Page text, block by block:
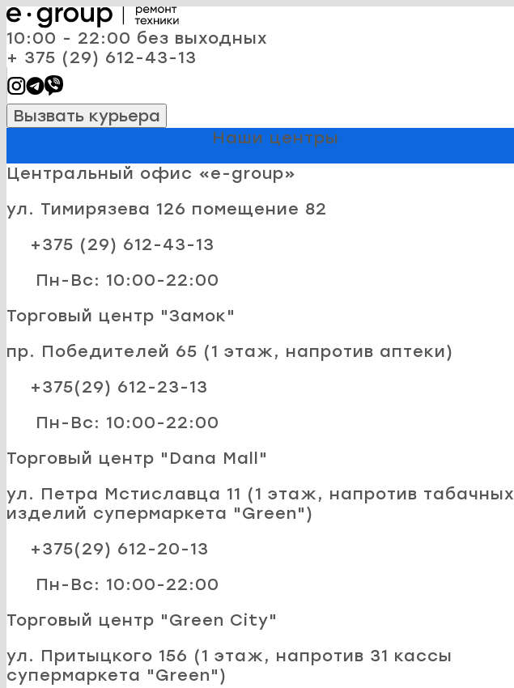
10:00 - 22:00 без выходных
+ 375 (29) 612-43-13
Вызвать курьера
Наши центры
Центральный офис «e-group»
ул. Тимирязева 126 помещение 82
+375 (29) 612-43-13
Пн-Вс: 10:00-22:00
Торговый центр "Замок"
пр. Победителей 65 (1 этаж, напротив аптеки)
+375(29) 612-23-13
Пн-Вс: 10:00-22:00
Торговый центр "Dana Mall"
ул. Петра Мстиславца 11 (1 этаж, напротив табачных
изделий супермаркета "Green")
+375(29) 612-20-13
Пн-Вс: 10:00-22:00
Торговый центр "Green City"
ул. Притыцкого 156 (1 этаж, напротив 31 кассы
супермаркета "Green")